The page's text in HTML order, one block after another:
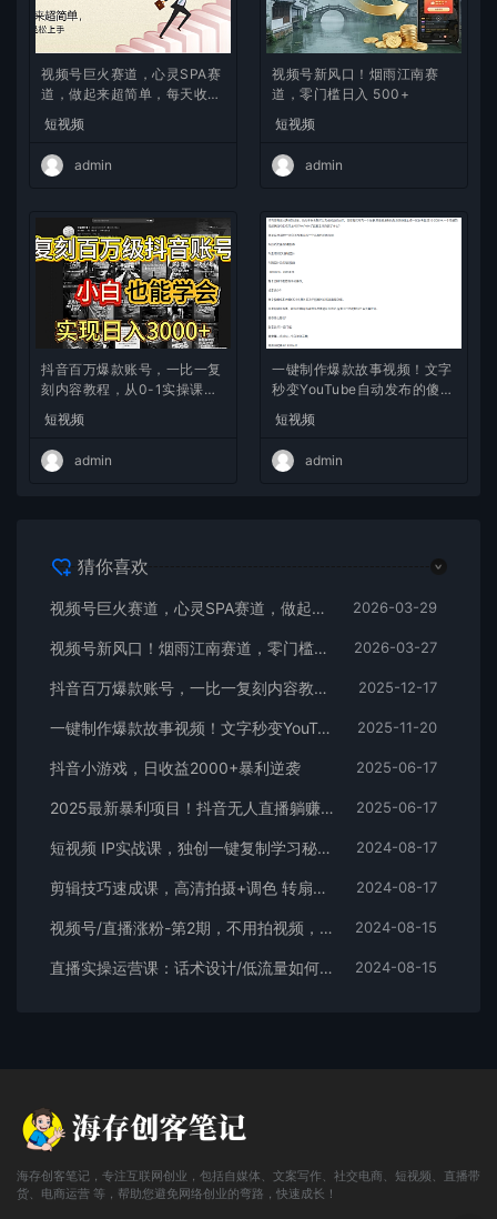
视频号巨火赛道，心灵SPA赛
道，做起来超简单，每天收益
800+
短视频
admin
视频号新风口！烟雨江南赛
道，零门槛日入 500+
短视频
admin
抖音百万爆款账号，一比一复
刻内容教程，从0-1实操课，
入10w+
短视频
admin
一键制作爆款故事视频！文字
秒变YouTube自动发布的傻瓜
短视频
admin
猜你喜欢
视频号巨火赛道，心灵SPA赛道，做起来超简单，每天收益800+ 2026-03-29
视频号新风口！烟雨江南赛道，零门槛日入 500+ 2026-03-27
抖音百万爆款账号，一比一复刻内容教程，从0-1实操课，小白也能学会，复制爆款，月入10w+ 2025-12-17
一键制作爆款故事视频！文字秒变YouTube自动发布的傻瓜式教程 2025-11-20
抖音小游戏，日收益2000+暴利逆袭 2025-06-17
2025最新暴利项目！抖音无人直播躺赚攻略！抖音无人直播3.0玩法！0门槛… 2025-06-17
短视频 IP实战课，独创一键复制学习秘籍，转战新领域，月赚五万轻松行 2024-08-17
剪辑技巧速成课，高清拍摄+调色 转扇子，建筑-抠图精通，新手秒变剪辑专家 2024-08-17
视频号/直播涨粉-第2期，不用拍视频，不用卖货，在直播间做菜，就可以搞钱 2024-08-15
直播实操运营课：话术设计/低流量如何提升/话术框架/全场燃爆/非常干货 2024-08-15
海存创客笔记，专注互联网创业，包括自媒体、文案写作、社交电商、短视频、直播带
货、电商运营 等，帮助您避免网络创业的弯路，快速成长！